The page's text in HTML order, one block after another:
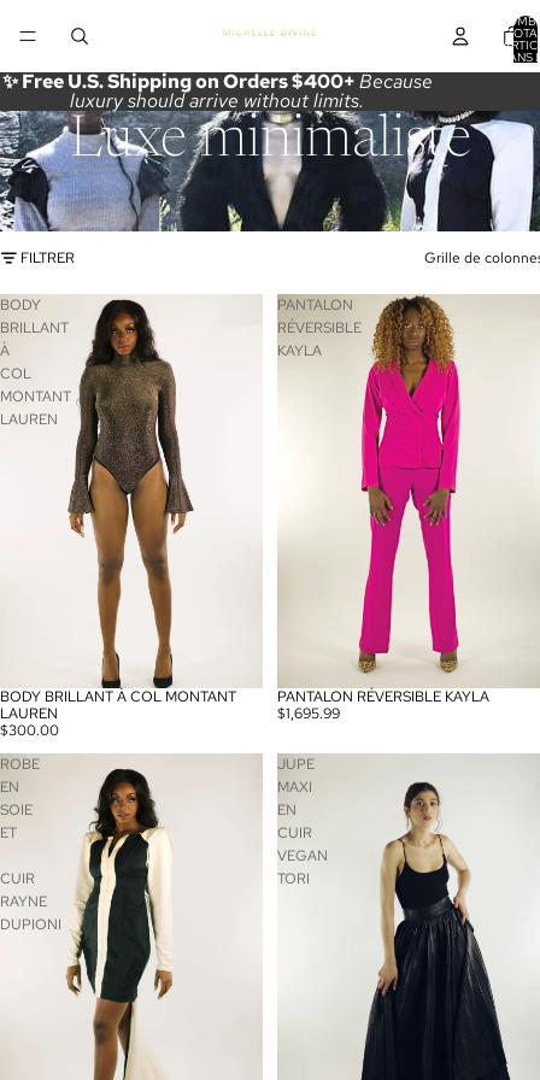
DANS
✨ Free U.S. Shipping on Orders $400+Because
luxury should arrive without limits.
Luxe minimaliste
FILTRER Grille de
BODY
BRILLANT
À
COL
MONTANT
LAUREN
BODY BRILLANT À COL MONTANT
LAUREN
$300.00
PANTALON
RÉVERSIBLE
KAYLA
PANTALON RÉVERSIBLE KAYLA
$1,695.99
ROBE
EN
SOIE
ET
CUIR
RAYNE
DUPIONI
JUPE
MAXI
EN
CUIR
VEGAN
TORI